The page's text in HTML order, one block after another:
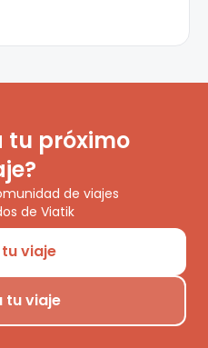
tu próximo
de viajes
de Viatik
viaje
tu viaje